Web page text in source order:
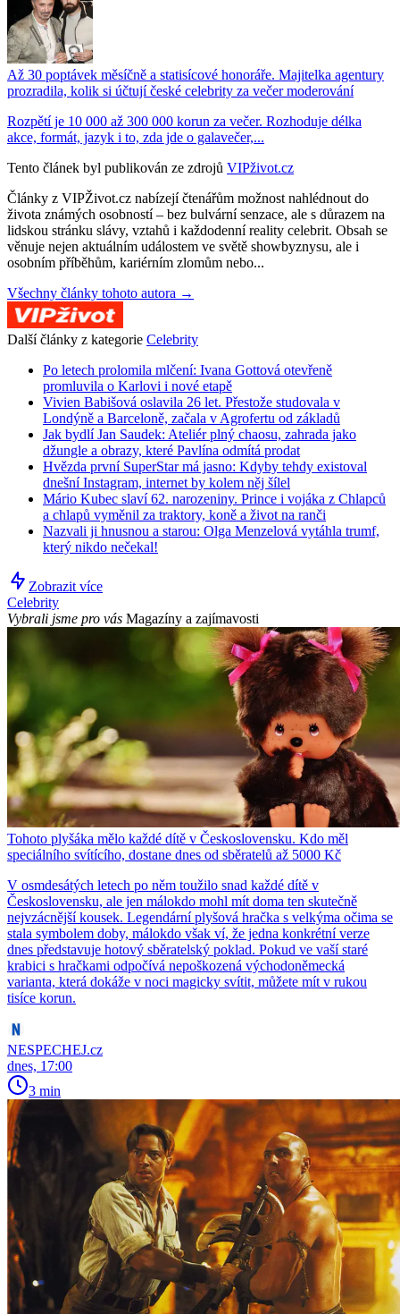
Až 30 poptávek měsíčně a statisícové honoráře. Majitelka agentury
prozradila, kolik si účtují české celebrity za večer moderování
Rozpětí je 10 000 až 300 000 korun za večer. Rozhoduje délka
akce, formát, jazyk i to, zda jde o galavečer,...
Tento článek byl publikován ze zdrojů VIPživot.cz
Články z VIPŽivot.cz nabízejí čtenářům možnost nahlédnout do
života známých osobností – bez bulvární senzace, ale s důrazem na
lidskou stránku slávy, vztahů i každodenní reality celebrit. Obsah se
věnuje nejen aktuálním událostem ve světě showbyznysu, ale i
osobním příběhům, kariérním zlomům nebo...
Všechny články tohoto autora →
Další články z kategorie Celebrity
Po letech prolomila mlčení: Ivana Gottová otevřeně
promluvila o Karlovi i nové etapě
Vivien Babišová oslavila 26 let. Přestože studovala v
Londýně a Barceloně, začala v Agrofertu od základů
Jak bydlí Jan Saudek: Ateliér plný chaosu, zahrada jako
džungle a obrazy, které Pavlína odmítá prodat
Hvězda první SuperStar má jasno: Kdyby tehdy existoval
dnešní Instagram, internet by kolem něj šílel
Mário Kubec slaví 62. narozeniny. Prince i vojáka z Chlapců
a chlapů vyměnil za traktory, koně a život na ranči
Nazvali ji hnusnou a starou: Olga Menzelová vytáhla trumf,
který nikdo nečekal!
Zobrazit více
Celebrity
Vybrali jsme pro vás Magazíny a zajímavosti
Tohoto plyšáka mělo každé dítě v Československu. Kdo měl
speciálního svítícího, dostane dnes od sběratelů až 5000 Kč
V osmdesátých letech po něm toužilo snad každé dítě v
Československu, ale jen málokdo mohl mít doma ten skutečně
nejvzácnější kousek. Legendární plyšová hračka s velkýma očima se
stala symbolem doby, málokdo však ví, že jedna konkrétní verze
dnes představuje hotový sběratelský poklad. Pokud ve vaší staré
krabici s hračkami odpočívá nepoškozená východoněmecká
varianta, která dokáže v noci magicky svítit, můžete mít v rukou
tisíce korun.
NESPECHEJ.cz
dnes, 17:00
3 min